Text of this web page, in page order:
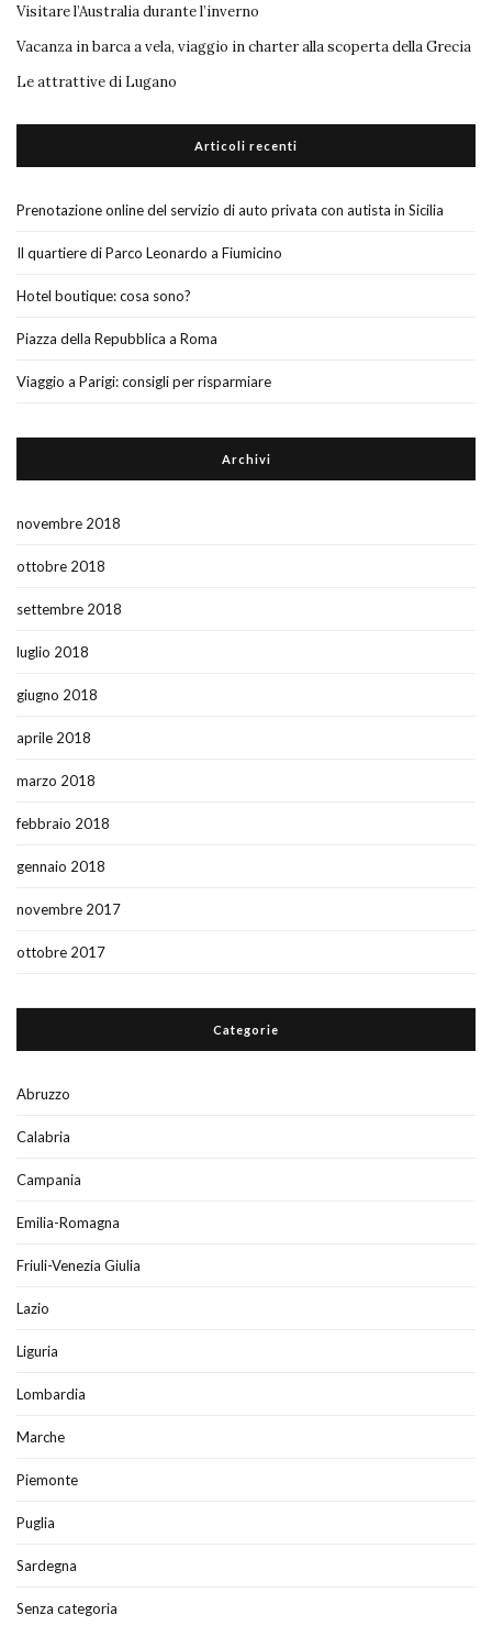
Visitare l’Australia durante l’inverno
Vacanza in barca a vela, viaggio in charter alla scoperta della Grecia
Le attrattive di Lugano
Articoli recenti
Prenotazione online del servizio di auto privata con autista in Sicilia
Il quartiere di Parco Leonardo a Fiumicino
Hotel boutique: cosa sono?
Piazza della Repubblica a Roma
Viaggio a Parigi: consigli per risparmiare
Archivi
novembre 2018
ottobre 2018
settembre 2018
luglio 2018
giugno 2018
aprile 2018
marzo 2018
febbraio 2018
gennaio 2018
novembre 2017
ottobre 2017
Categorie
Abruzzo
Calabria
Campania
Emilia-Romagna
Friuli-Venezia Giulia
Lazio
Liguria
Lombardia
Marche
Piemonte
Puglia
Sardegna
Senza categoria